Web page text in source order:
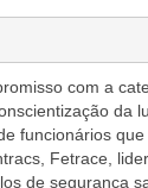
com a
da
funcionários que
Fetrace,
de segurança